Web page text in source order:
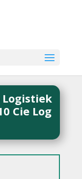
Logistiek
Cie Log